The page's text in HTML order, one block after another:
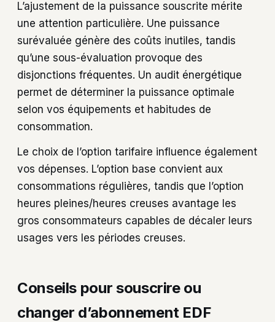
L’ajustement de la puissance souscrite mérite
une attention particulière. Une puissance
surévaluée génère des coûts inutiles, tandis
qu’une sous-évaluation provoque des
disjonctions fréquentes. Un audit énergétique
permet de déterminer la puissance optimale
selon vos équipements et habitudes de
consommation.
Le choix de l’option tarifaire influence également
vos dépenses. L’option base convient aux
consommations régulières, tandis que l’option
heures pleines/heures creuses avantage les
gros consommateurs capables de décaler leurs
usages vers les périodes creuses.
Conseils pour souscrire ou
changer d’abonnement EDF